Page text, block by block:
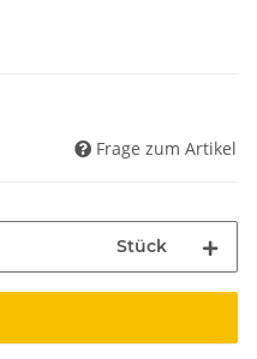
Frage zum Artikel
Stück